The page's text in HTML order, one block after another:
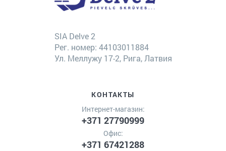
SIA Delve 2
Рег. номер: 44103011884
Ул. Меллужу 17-2, Рига, Латвия
КОНТАКТЫ
Интернет-магазин:
+371 27790999
Офис:
+371 67421288